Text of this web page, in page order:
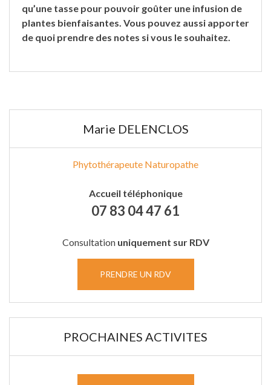
qu’une tasse pour pouvoir goûter une infusion de
plantes bienfaisantes. Vous pouvez aussi apporter
de quoi prendre des notes si vous le souhaitez.
Marie DELENCLOS
Phytothérapeute Naturopathe
Accueil téléphonique
07 83 04 47 61
Consultation uniquement sur RDV
PRENDRE UN RDV
PROCHAINES ACTIVITES